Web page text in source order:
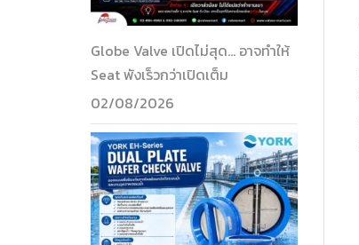
Globe Valve เปิดไม่สุด… อาจทำให้
Seat พังเร็วกว่าเปิดเต็ม
02/08/2026